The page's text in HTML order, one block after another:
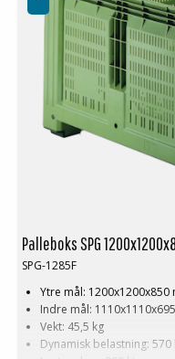
Palleboks SPG
SPG-1285F
Ytre mål: 1200x1200x850
Indre mål:
Vekt: 45,5 kg
Dynamisk belastning: 570